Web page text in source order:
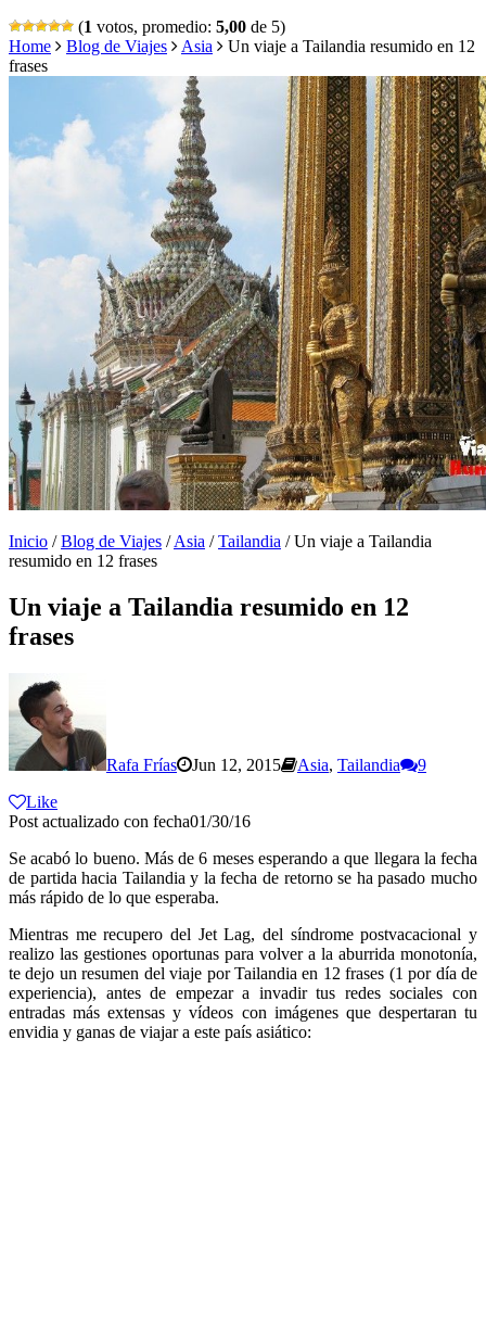
(1 votos, promedio: 5,00 de 5)
Home
Blog de Viajes Asia
Un viaje a Tailandia resumido en 12
frases
Inicio /Blog de Viajes /Asia /Tailandia /Un viaje a Tailandia
resumido en 12 frases
Un viaje a Tailandia resumido en 12
frases
Rafa Frías Jun 12, 2015 Asia, Tailandia
9
Like
Post actualizado con fecha01/30/16
Se acabó lo bueno. Más de 6 meses esperando a que llegara la fecha
de partida hacia Tailandia y la fecha de retorno se ha pasado mucho
más rápido de lo que esperaba.
Mientras me recupero del Jet Lag, del síndrome postvacacional y
realizo las gestiones oportunas para volver a la aburrida monotonía,
te dejo un resumen del viaje por Tailandia en 12 frases (1 por día de
experiencia), antes de empezar a invadir tus redes sociales con
entradas más extensas y vídeos con imágenes que despertaran tu
envidia y ganas de viajar a este país asiático: